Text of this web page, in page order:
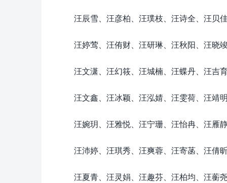
汪辰雪、汪彦柏、汪璞枝、汪诗全、汪贝佳
汪婷莺、汪侑财、汪研琳、汪秋阳、汪晓竣
汪文潇、汪幻筱、汪城楠、汪蝶丹、汪吉育
汪文鑫、汪冰颖、汪泓婧、汪雯荷、汪靖明
汪婉玥、汪雅悦、汪宁珊、汪怡冉、汪雁静
汪沛婷、汪琪秀、汪爽蓉、汪寄菡、汪倩昕
汪夏青、汪灵娟、汪趣芬、汪柏均、汪蘅尧